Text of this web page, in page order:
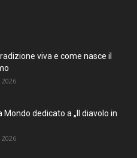
viva e come nasce il
2026
Mondo dedicato a „Il diavolo in
2026